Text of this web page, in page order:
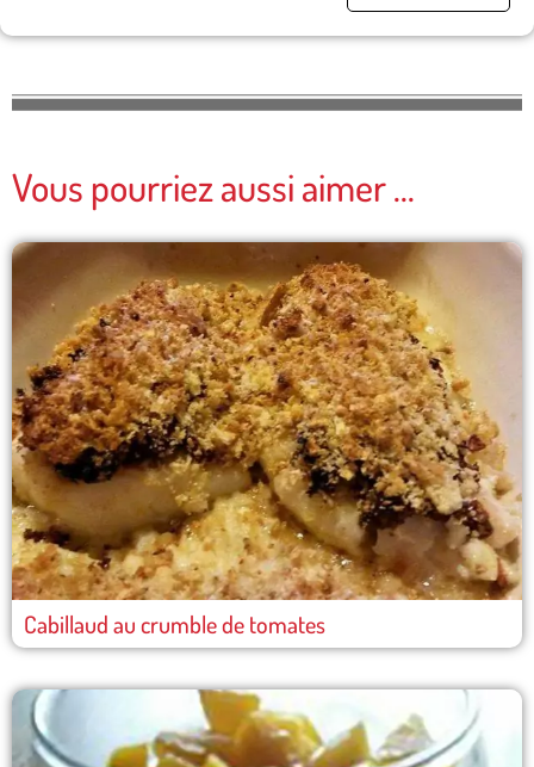
Vous pourriez aussi aimer ...
Cabillaud au crumble de tomates